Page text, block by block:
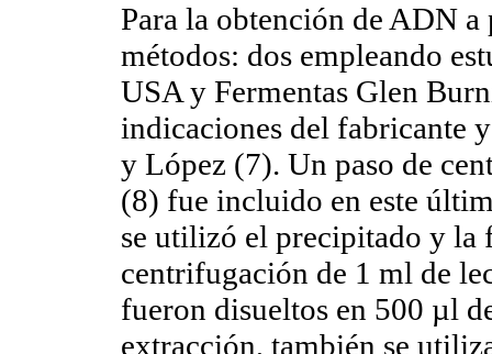
Para la obtención de ADN
métodos: dos empleando
USA y Fermentas Glen
indicaciones del fabricante
y López (7). Un paso de
(8) fue incluido en este
se utilizó el precipitado y la
centrifugación de 1 ml de
fueron disueltos en 500 µl
extracción, también se